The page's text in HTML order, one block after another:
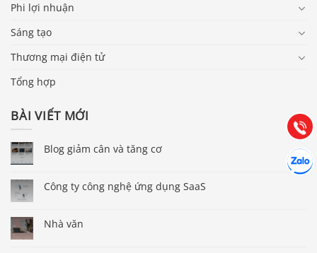
Phi lợi nhuận
Sáng tạo
Thương mại điện tử
Tổng hợp
BÀI VIẾT MỚI
Blog giảm cân và tăng cơ
Công ty công nghệ ứng dụng SaaS
Nhà văn
Gọi
(028) 22.166.144
Chát